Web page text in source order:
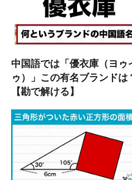
中国語では「優衣庫（ヨゥ
ゥ）」この有名ブランドは
【勘で解ける】